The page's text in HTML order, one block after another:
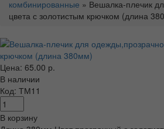
комбинированные » Вешалка-плечик
цвета с золотистым крючком (длина
Цена: 65.00 р.
В наличии
Код: ТМ11
В корзину